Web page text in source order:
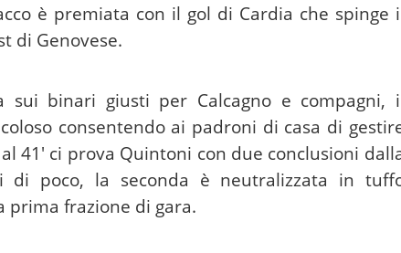
è premiata con il gol di Cardia che spinge
di Genovese.
sui binari giusti per Calcagno e compagni,
consentendo ai padroni di casa di
41′ ci prova Quintoni con due conclusioni
di poco, la seconda è neutralizzata in
prima frazione di gara.